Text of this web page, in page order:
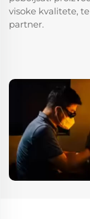
visoke kvalitete,
partner.